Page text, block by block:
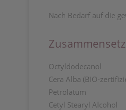
Nach Bedarf auf die
Octyldodecanol
Cera Alba (BIO-
Petrolatum
Cetyl Stearyl Alcohol